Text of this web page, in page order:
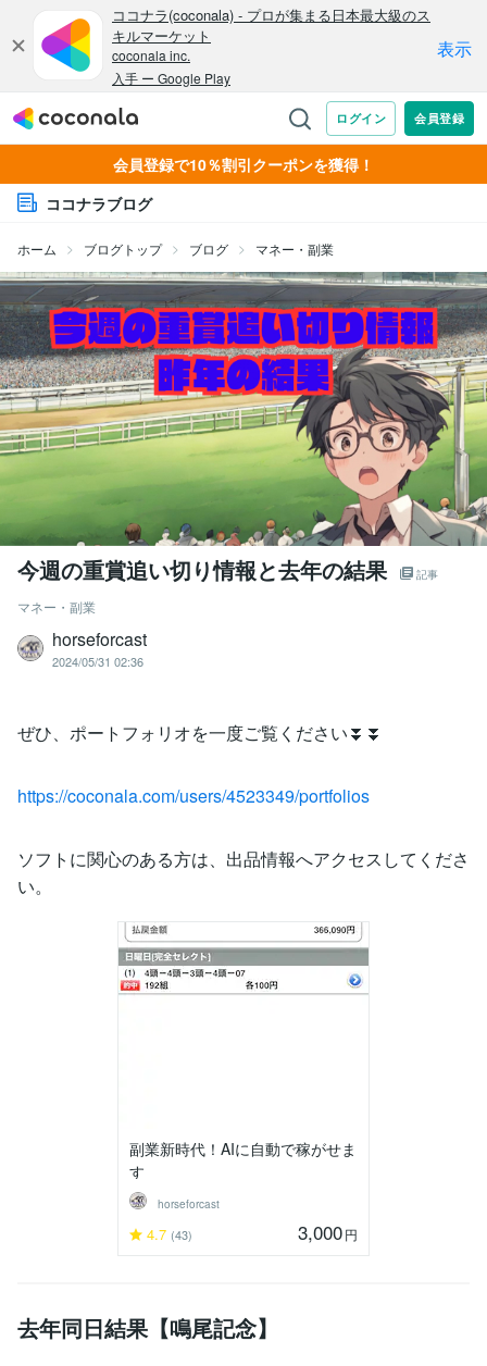
会員登録で10％割引クーポンを獲得！
ココナラブログ
ホーム ブログトップ ブログ マネー・副業
今週の重賞追い切り情報と去年の結果 記事
マネー・副業
horseforcast
2024/05/31 02:36
ぜひ、ポートフォリオを一度ご覧ください⏬⏬
https://coconala.com/users/4523349/portfolios
ソフトに関心のある方は、出品情報へアクセスしてくださ
い。
副業新時代！AIに自動で稼がせま
す
horseforcast
4.7 (43) 3,000円
去年同日結果【鳴尾記念】